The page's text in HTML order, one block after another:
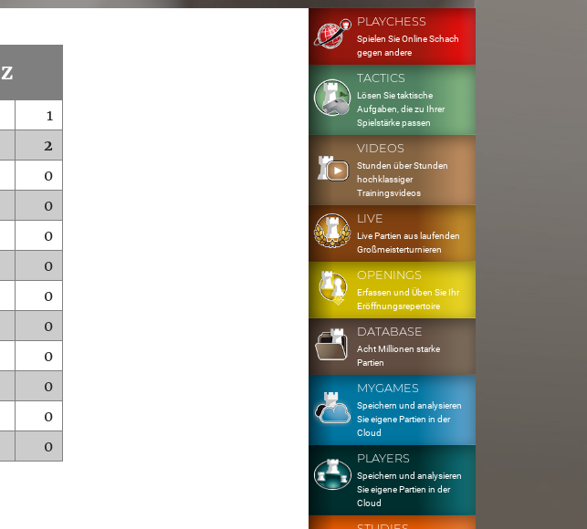
1
2
0
0
0
0
0
0
0
0
0
0
PLAYCHESS
Spielen Sie Online Schach
gegen andere
TACTICS
Lösen Sie taktische
Aufgaben, die zu Ihrer
Spielstärke passen
VIDEOS
Stunden über Stunden
hochklassiger
Trainingsvideos
LIVE
Live Partien aus laufenden
Großmeisterturnieren
OPENINGS
Erfassen und Üben Sie Ihr
Eröffnungsrepertoire
DATABASE
Acht Millionen starke
Partien
MYGAMES
Speichern und analysieren
Sie eigene Partien in der
Cloud
PLAYERS
Speichern und analysieren
Sie eigene Partien in der
Cloud